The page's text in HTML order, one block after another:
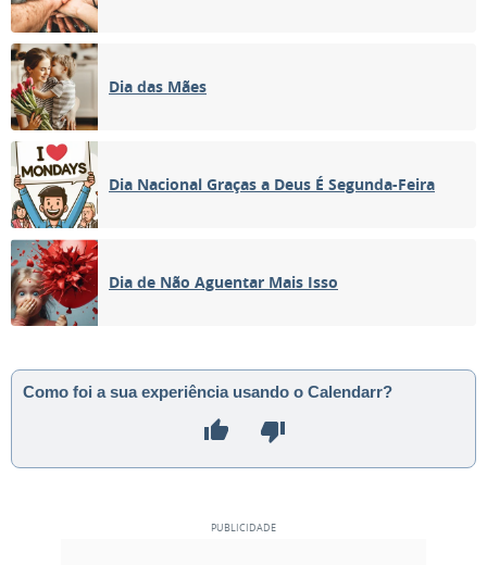
Dia das Mães
Dia Nacional Graças a Deus É Segunda-Feira
Dia de Não Aguentar Mais Isso
Como foi a sua experiência usando o Calendarr?